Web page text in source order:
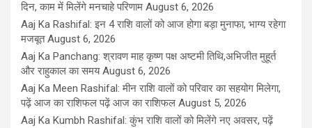
दिन, काम में मिलेंगे मनचाहे परिणाम August 6, 2026
Aaj Ka Rashifal: इन 4 राशि वालों को आज होगा बड़ा मुनाफा, भाग्य रहेगा
मजबूत August 6, 2026
Aaj Ka Panchang: श्रावण माह कृष्ण पक्ष अष्टमी तिथि,अभिजीत मुहूर्त
और राहुकाल का समय August 6, 2026
Aaj Ka Meen Rashifal: मीन राशि वालों को परिवार का सहयोग मिलेगा,
पढ़ें आज का राशिफल पढ़ें आज का राशिफल August 5, 2026
Aaj Ka Kumbh Rashifal: कुंभ राशि वालों को मिलेंगे नए अवसर, पढ़ें